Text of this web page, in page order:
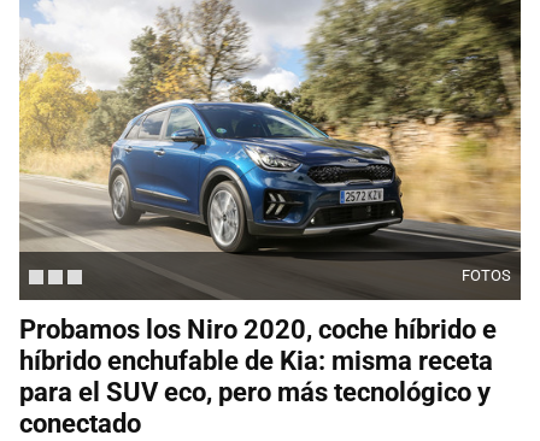
FOTOS
Probamos los Niro 2020, coche híbrido e
híbrido enchufable de Kia: misma receta
para el SUV eco, pero más tecnológico y
conectado